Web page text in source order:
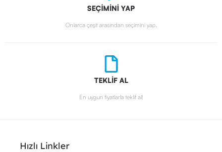
SEÇİMİNİ YAP
Onlarca çeşit arasından seçimini yap.
TEKLİF AL
En uygun fiyatlarla teklif al!
Hızlı Linkler